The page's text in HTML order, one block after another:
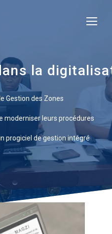
la
Gestion des Zones
moderniser leurs procédures
progiciel de gestion intégré